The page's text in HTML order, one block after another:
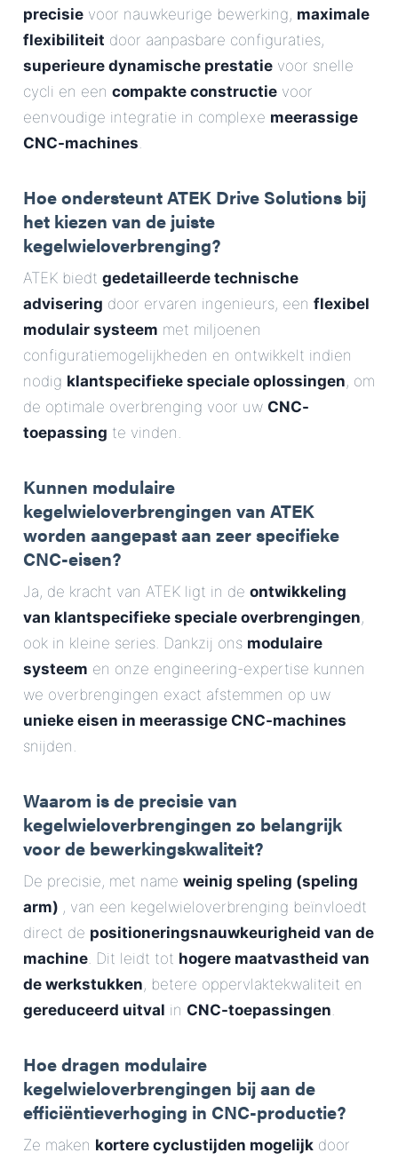
Bericht verzenden
precisie voor nauwkeurige bewerking, maximale
flexibiliteit door aanpasbare configuraties,
superieure dynamische prestatie voor snelle
cycli en een compakte constructie voor
eenvoudige integratie in complexe meerassige
CNC-machines.
Hoe ondersteunt ATEK Drive Solutions bij
het kiezen van de juiste
kegelwieloverbrenging?
ATEK biedt gedetailleerde technische
advisering door ervaren ingenieurs, een flexibel
modulair systeem met miljoenen
configuratiemogelijkheden en ontwikkelt indien
nodig klantspecifieke speciale oplossingen, om
de optimale overbrenging voor uw CNC-
toepassing te vinden.
Kunnen modulaire
kegelwieloverbrengingen van ATEK
worden aangepast aan zeer specifieke
CNC-eisen?
Ja, de kracht van ATEK ligt in de ontwikkeling
van klantspecifieke speciale overbrengingen,
ook in kleine series. Dankzij ons modulaire
systeem en onze engineering-expertise kunnen
we overbrengingen exact afstemmen op uw
unieke eisen in meerassige CNC-machines
snijden.
Waarom is de precisie van
kegelwieloverbrengingen zo belangrijk
voor de bewerkingskwaliteit?
De precisie, met name weinig speling (speling
arm) , van een kegelwieloverbrenging beïnvloedt
direct de positioneringsnauwkeurigheid van de
machine. Dit leidt tot hogere maatvastheid van
de werkstukken, betere oppervlaktekwaliteit en
gereduceerd uitval in CNC-toepassingen.
Hoe dragen modulaire
kegelwieloverbrengingen bij aan de
efficiëntieverhoging in CNC-productie?
Ze maken kortere cyclustijden mogelijk door